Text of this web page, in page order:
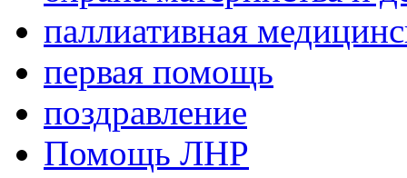
паллиативная
первая помощь
поздравление
Помощь ЛНР